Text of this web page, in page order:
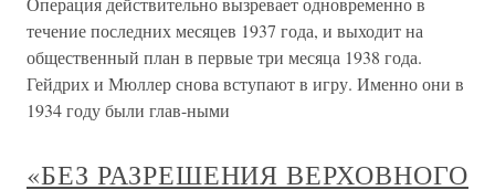
течение последних месяцев 1937 года, и выходит на
общественный план в первые три месяца 1938 года.
Гейдрих и Мюллер снова вступают в игру. Именно они в
1934 году были глав-ными
«БЕЗ РАЗРЕШЕНИЯ ВЕРХОВНОГО